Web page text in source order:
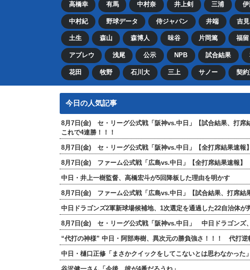
高橋幸 有馬 中村奈 井上剣 三浦
中村紀 野球データ 侍ジャパン 井端 吉見
土生 森山 森博人 味谷 片岡篤 福留
アブレウ 浅尾 公示 NPB 試合結果
花田 牧野 石川大 三上 サノー 契
今日の人気記事
8月7日(金) セ・リーグ公式戦「阪神vs.中日」【試合結果、打
これで4連勝！！！
8月7日(金) セ・リーグ公式戦「阪神vs.中日」【全打席結果速報
8月7日(金) ファーム公式戦「広島vs.中日」【全打席結果速報】
中日・井上一樹監督、高橋宏斗が5回降板した理由を明かす
8月7日(金) ファーム公式戦「広島vs.中日」【試合結果、打席
中日ドラゴンズ2軍新球場候補地、1次選定を通過した22自治体が
8月7日(金) セ・リーグ公式戦「阪神vs.中日」 中日ドラゴンズ
“代打の神様” 中日・阿部寿樹、異次元の勝負強さ！！！ 代打逆
中日・樋口正修「まさかクイックをしてこないとは思わなかった」